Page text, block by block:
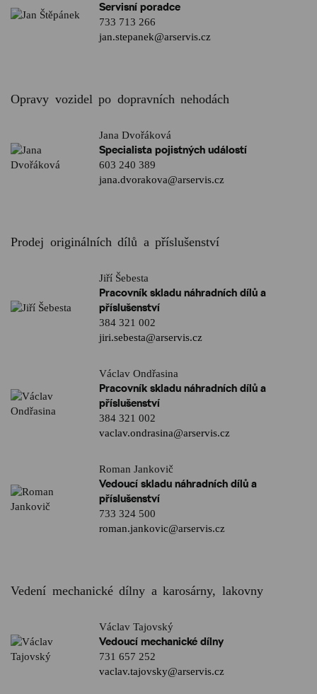
Servisní poradce
733 713 266
jan.stepanek@arservis.cz
Opravy vozidel po dopravních nehodách
Jana Dvořáková
Specialista pojistných událostí
603 240 389
jana.dvorakova@arservis.cz
Prodej originálních dílů a příslušenství
Jiří Šebesta
Pracovník skladu náhradních dílů a
příslušenství
384 321 002
jiri.sebesta@arservis.cz
Václav Ondřasina
Pracovník skladu náhradních dílů a
příslušenství
384 321 002
vaclav.ondrasina@arservis.cz
Roman Jankovič
Vedoucí skladu náhradních dílů a
příslušenství
733 324 500
roman.jankovic@arservis.cz
Vedení mechanické dílny a karosárny, lakovny
Václav Tajovský
Vedoucí mechanické dílny
731 657 252
vaclav.tajovsky@arservis.cz